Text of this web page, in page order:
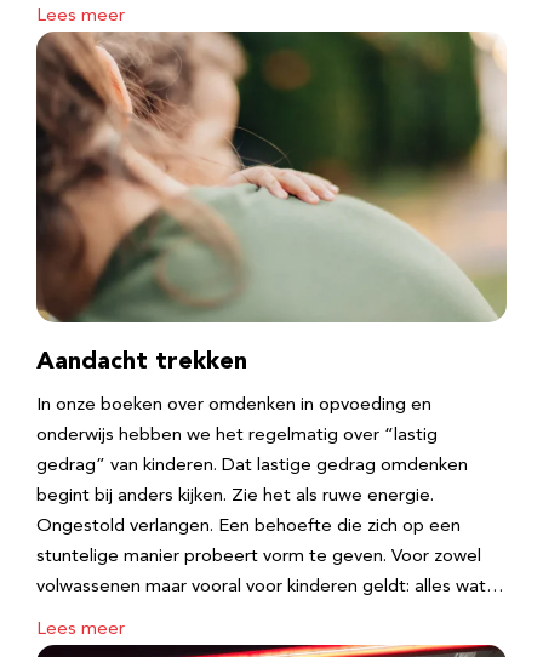
Lees meer
Aandacht trekken
In onze boeken over omdenken in opvoeding en
onderwijs hebben we het regelmatig over “lastig
gedrag” van kinderen. Dat lastige gedrag omdenken
begint bij anders kijken. Zie het als ruwe energie.
Ongestold verlangen. Een behoefte die zich op een
stuntelige manier probeert vorm te geven. Voor zowel
volwassenen maar vooral voor kinderen geldt: alles wat…
Lees meer